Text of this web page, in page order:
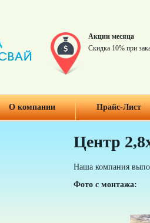
Акции месяца
Скидка 10% при
О компании Прайс-Лист
Центр
Наша компания
Фото с монтажа: